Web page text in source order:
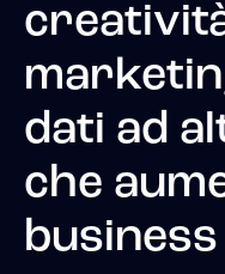
dati ad
che
business